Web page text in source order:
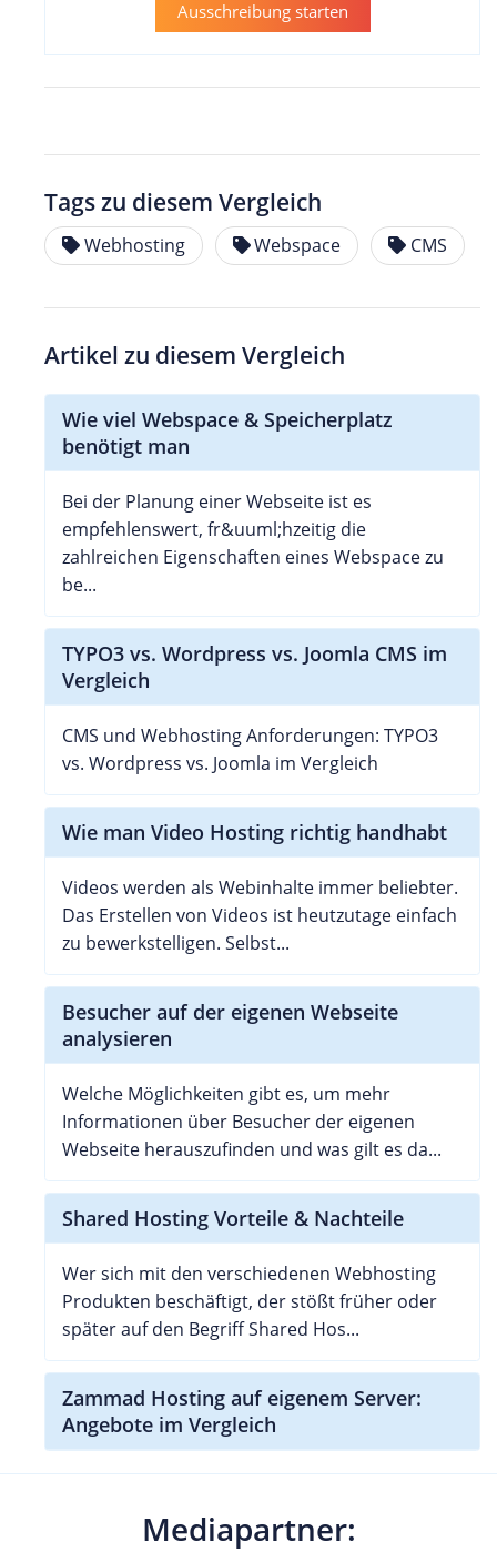
Ausschreibung starten
Tags zu diesem Vergleich
Webhosting Webspace CMS
Artikel zu diesem Vergleich
Wie viel Webspace & Speicherplatz
benötigt man
Bei der Planung einer Webseite ist es
empfehlenswert, fr&uuml;hzeitig die
zahlreichen Eigenschaften eines Webspace zu
be...
TYPO3 vs. Wordpress vs. Joomla CMS im
Vergleich
CMS und Webhosting Anforderungen: TYPO3
vs. Wordpress vs. Joomla im Vergleich
Wie man Video Hosting richtig handhabt
Videos werden als Webinhalte immer beliebter.
Das Erstellen von Videos ist heutzutage einfach
zu bewerkstelligen. Selbst...
Besucher auf der eigenen Webseite
analysieren
Welche Möglichkeiten gibt es, um mehr
Informationen über Besucher der eigenen
Webseite herauszufinden und was gilt es da...
Shared Hosting Vorteile & Nachteile
Wer sich mit den verschiedenen Webhosting
Produkten beschäftigt, der stößt früher oder
später auf den Begriff Shared Hos...
Zammad Hosting auf eigenem Server:
Angebote im Vergleich
Mediapartner: